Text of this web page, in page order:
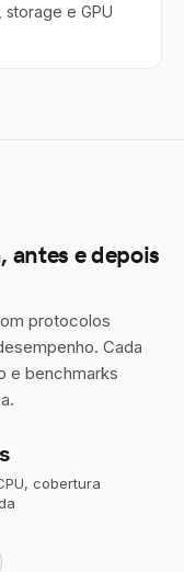
e GPU
antes e depois
protocolos
Cada
e benchmarks
cobertura